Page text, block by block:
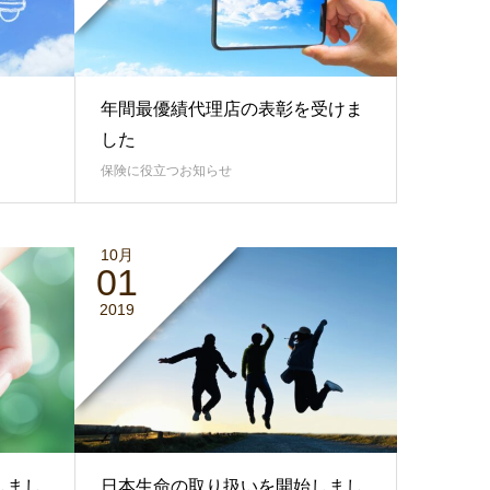
年間最優績代理店の表彰を受けま
した
保険に役立つお知らせ
まし
10月
01
2019
日本生命の取り扱いを開始しまし